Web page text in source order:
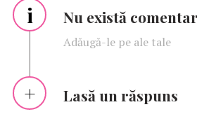
i Nu există
Adăugă-le pe ale tale
Lasă un răspuns